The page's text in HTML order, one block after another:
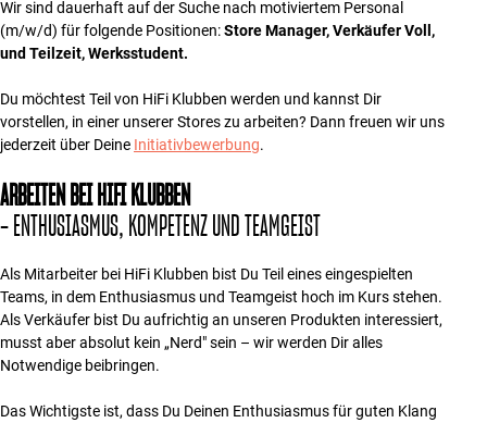
MARKEN
NEUHEITEN
ANGEBOTE
Store Finden
Kundendienst
Kundendienst
Bauen mit Klang
Wir sind dauerhaft auf der Suche nach motiviertem Personal
(m/w/d) für folgende Positionen:Store Manager, Verkäufer Voll,
und Teilzeit, Werksstudent.
Du möchtest Teil von HiFi Klubben werden und kannst Dir
vorstellen, in einer unserer Stores zu arbeiten? Dann freuen wir uns
jederzeit über Deine Initiativbewerbung.
ARBEITEN BEI HIFI KLUBBEN
– ENTHUSIASMUS, KOMPETENZ UND TEAMGEIST
Als Mitarbeiter bei HiFi Klubben bist Du Teil eines eingespielten
Teams, in dem Enthusiasmus und Teamgeist hoch im Kurs stehen.
Als Verkäufer bist Du aufrichtig an unseren Produkten interessiert,
musst aber absolut kein „Nerd" sein – wir werden Dir alles
Notwendige beibringen.
Das Wichtigste ist, dass Du Deinen Enthusiasmus für guten Klang